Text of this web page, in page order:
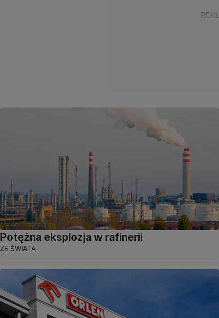
Potężna eksplozja w rafinerii
ZE ŚWIATA